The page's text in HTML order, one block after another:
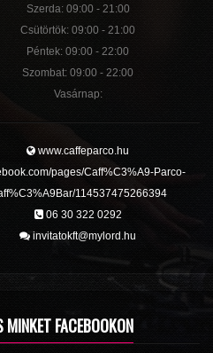
Szerda: 09:00 - 21:00
Csütörtök: 09:00 - 21:00
Péntek: 09:00 - 22:00
Szombat: 09:00 - 22:00
Vasárnap:
www.caffeparco.hu
pages/Caff%C3%A9-Parco-
114537475266394
06 30 322 0292
invitatokft@mylord.hu
MINKET FACEBOOKON